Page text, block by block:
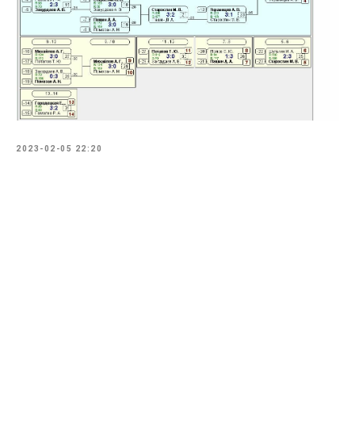
2023-02-05 22:20